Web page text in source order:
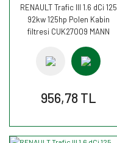
RENAULT Trafic III 1.6 dCi 125
92kw 125hp Polen Kabin
filtresi CUK27009 MANN
956,78 TL